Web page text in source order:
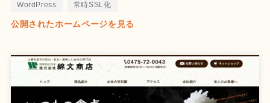
WordPress 常時SSL化
公開されたホームページを見る